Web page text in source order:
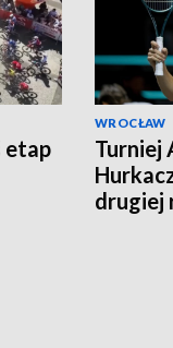
etap
WROCŁAW
Turniej
drugiej